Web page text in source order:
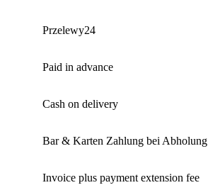
Przelewy24
Paid in advance
Cash on delivery
Bar & Karten Zahlung bei Abholung
Invoice plus payment extension fee